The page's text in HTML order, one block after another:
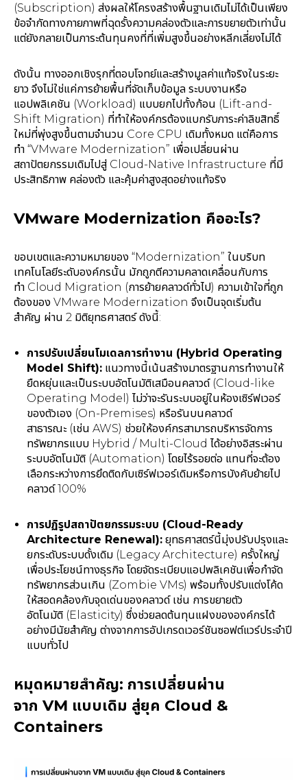
(Subscription) ส่งผลให้โครงสร้างพื้นฐานเดิมไม่ได้เป็นเพียง
ข้อจำกัดทางกายภาพที่ฉุดรั้งความคล่องตัวและการขยายตัวเท่านั้น
แต่ยังกลายเป็นภาระต้นทุนคงที่ที่เพิ่มสูงขึ้นอย่างหลีกเลี่ยงไม่ได้
ดังนั้น ทางออกเชิงรุกที่ตอบโจทย์และสร้างมูลค่าแท้จริงในระยะ
ยาว จึงไม่ใช่แค่การย้ายพื้นที่จัดเก็บข้อมูล ระบบงานหรือ
แอปพลิเคชัน (Workload) แบบยกไปทั้งก้อน (Lift-and-
Shift Migration) ที่ทำให้องค์กรต้องแบกรับภาระค่าลิขสิทธิ์
ใหม่ที่พุ่งสูงขึ้นตามจำนวน Core CPU เดิมทั้งหมด แต่คือการ
ทำ “VMware Modernization” เพื่อเปลี่ยนผ่าน
สถาปัตยกรรมเดิมไปสู่ Cloud-Native Infrastructure ที่มี
ประสิทธิภาพ คล่องตัว และคุ้มค่าสูงสุดอย่างแท้จริง
VMware Modernization คืออะไร?
ขอบเขตและความหมายของ “Modernization” ในบริบท
เทคโนโลยีระดับองค์กรนั้น มักถูกตีความคลาดเคลื่อนกับการ
ทำ Cloud Migration (การย้ายคลาวด์ทั่วไป) ความเข้าใจที่ถูก
ต้องของ VMware Modernization จึงเป็นจุดเริ่มต้น
สำคัญ ผ่าน 2 มิติยุทธศาสตร์ ดังนี้:
การปรับเปลี่ยนโมเดลการทำงาน (Hybrid Operating
Model Shift): แนวทางนี้เน้นสร้างมาตรฐานการทำงานให้
ยืดหยุ่นและเป็นระบบอัตโนมัติเสมือนคลาวด์ (Cloud-like
Operating Model) ไม่ว่าจะรันระบบอยู่ในห้องเซิร์ฟเวอร์
ของตัวเอง (On-Premises) หรือรันบนคลาวด์
สาธารณะ (เช่น AWS) ช่วยให้องค์กรสามารถบริหารจัดการ
ทรัพยากรแบบ Hybrid / Multi-Cloud ได้อย่างอิสระผ่าน
ระบบอัตโนมัติ (Automation) โดยไร้รอยต่อ แทนที่จะต้อง
เลือกระหว่างการยึดติดกับเซิร์ฟเวอร์เดิมหรือการบังคับย้ายไป
คลาวด์ 100%
การปฏิรูปสถาปัตยกรรมระบบ (Cloud-Ready
Architecture Renewal): ยุทธศาสตร์นี้มุ่งปรับปรุงและ
ยกระดับระบบดั้งเดิม (Legacy Architecture) ครั้งใหญ่
เพื่อประโยชน์ทางธุรกิจ โดยจัดระเบียบแอปพลิเคชันเพื่อกำจัด
ทรัพยากรส่วนเกิน (Zombie VMs) พร้อมทั้งปรับแต่งโค้ด
ให้สอดคล้องกับจุดเด่นของคลาวด์ เช่น การขยายตัว
อัตโนมัติ (Elasticity) ซึ่งช่วยลดต้นทุนแฝงขององค์กรได้
อย่างมีนัยสำคัญ ต่างจากการอัปเกรดเวอร์ชันซอฟต์แวร์ประจำปี
แบบทั่วไป
หมุดหมายสำคัญ: การเปลี่ยนผ่าน
จาก VM แบบเดิม สู่ยุค Cloud &
Containers